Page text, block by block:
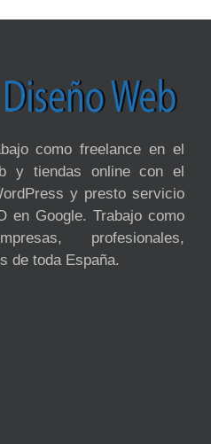
como freelance en el
y tiendas online con el
y presto servicio
en Google. Trabajo como
profesionales,
de toda España.